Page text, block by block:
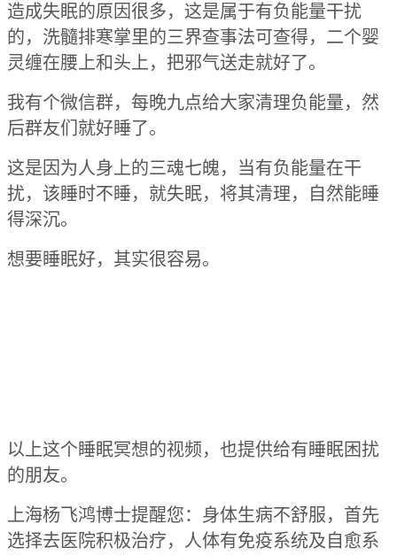
造成失眠的原因很多，这是属于有负能量干扰
的，洗髓排寒掌里的三界查事法可查得，二个婴
灵缠在腰上和头上，把邪气送走就好了。
我有个微信群，每晚九点给大家清理负能量，然
后群友们就好睡了。
这是因为人身上的三魂七魄，当有负能量在干
扰，该睡时不睡，就失眠，将其清理，自然能睡
得深沉。
想要睡眠好，其实很容易。
以上这个睡眠冥想的视频，也提供给有睡眠困扰
的朋友。
上海杨飞鸿博士提醒您：身体生病不舒服，首先
选择去医院积极治疗，人体有免疫系统及自愈系